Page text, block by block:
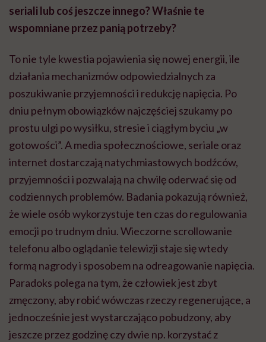
seriali lub coś jeszcze innego? Właśnie te
wspomniane przez panią potrzeby?
To nie tyle kwestia pojawienia się nowej energii, ile
działania mechanizmów odpowiedzialnych za
poszukiwanie przyjemności i redukcję napięcia. Po
dniu pełnym obowiązków najczęściej szukamy po
prostu ulgi po wysiłku, stresie i ciągłym byciu „w
gotowości”. A media społecznościowe, seriale oraz
internet dostarczają natychmiastowych bodźców,
przyjemności i pozwalają na chwilę oderwać się od
codziennych problemów. Badania pokazują również,
że wiele osób wykorzystuje ten czas do regulowania
emocji po trudnym dniu. Wieczorne scrollowanie
telefonu albo oglądanie telewizji staje się wtedy
formą nagrody i sposobem na odreagowanie napięcia.
Paradoks polega na tym, że człowiek jest zbyt
zmęczony, aby robić wówczas rzeczy regenerujące, a
jednocześnie jest wystarczająco pobudzony, aby
jeszcze przez godzinę czy dwie np. korzystać z